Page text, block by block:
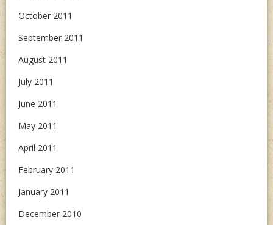
October 2011
September 2011
August 2011
July 2011
June 2011
May 2011
April 2011
February 2011
January 2011
December 2010